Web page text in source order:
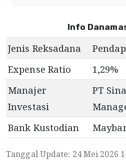
Info
Jenis Reksadana
Expense Ratio
1,29%
Manajer
Investasi
PT
Bank Kustodian
Tanggal Update: 24 Mei 2026